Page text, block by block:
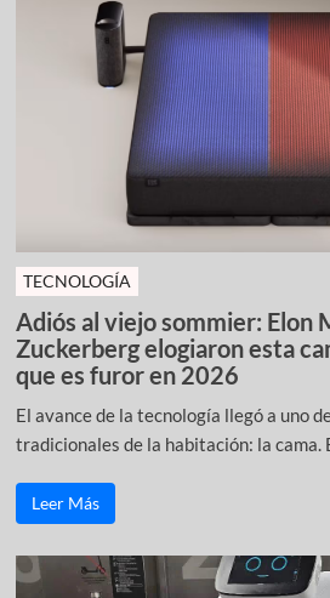
TECNOLOGÍA
Adiós al viejo sommier: Elon
Zuckerberg elogiaron esta
que es furor en 2026
El avance de la tecnología llegó a uno
tradicionales de la habitación: la cama.
Leer Más